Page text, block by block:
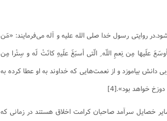
روایتی رسول خدا صلی الله علیه و آله می‌فرمایند‌‌: «مَن
علَیها مِن نِعمِ اللّه ِ الّتی أسبَغَ علَیهِ کانَتْ لَه و سِتْرا مِن
دانش بیاموزد و از نعمت‌هایى که خداوند به او عطا کرده به
خواهد بود».[4]
خصایل سرآمد صاحبان کرامت اخلاق هستند در زمانی که